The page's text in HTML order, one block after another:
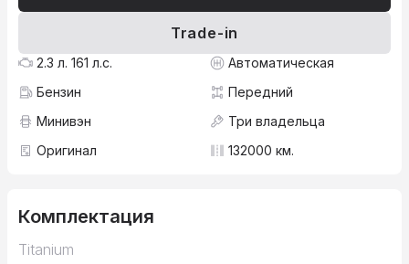
Trade-in
2.3 л. 161 л.с.
Автоматическая
Бензин
Передний
Минивэн
Три владельца
Оригинал
132000 км.
Комплектация
Titanium